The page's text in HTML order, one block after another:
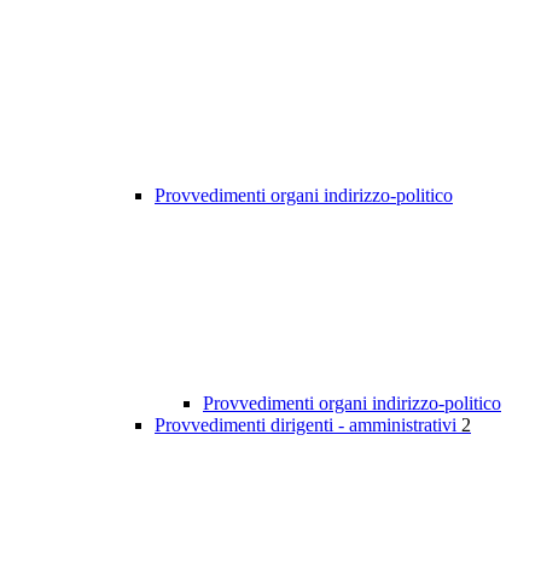
Provvedimenti organi indirizzo-politico
Provvedimenti organi indirizzo-politico
Provvedimenti dirigenti - amministrativi 2